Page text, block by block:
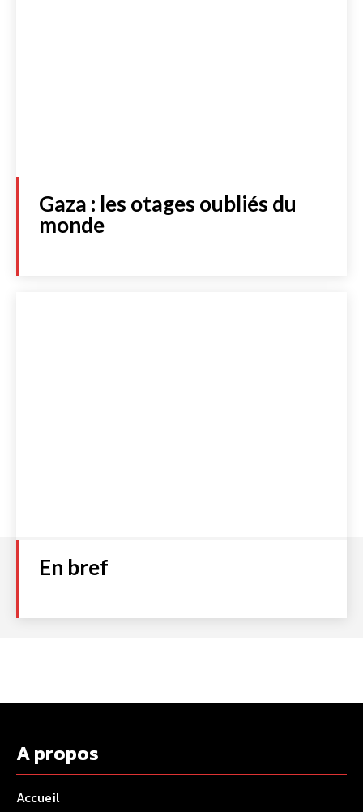
Gaza : les otages oubliés du
monde
En bref
A propos
Accueil